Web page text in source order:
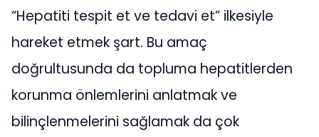
“Hepatiti tespit et ve tedavi et” ilkesiyle
hareket etmek şart. Bu amaç
doğrultusunda da topluma hepatitlerden
korunma önlemlerini anlatmak ve
bilinçlenmelerini sağlamak da çok